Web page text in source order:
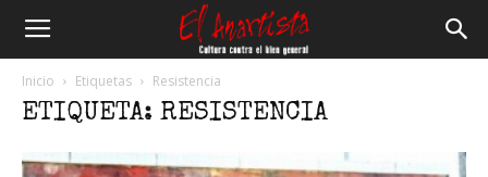
Inicio Etiquetas Resistencia
ETIQUETA: RESISTENCIA